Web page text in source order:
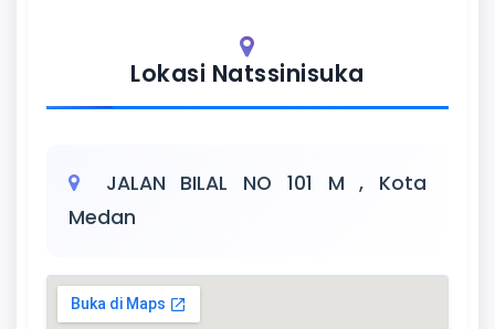
Lokasi Natssinisuka
JALAN BILAL NO 101 M , Kota
Medan